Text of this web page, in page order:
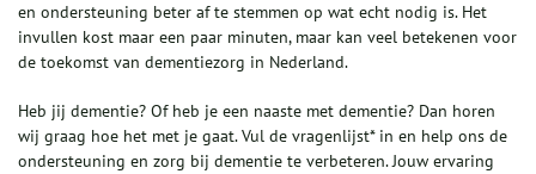
en ondersteuning beter af te stemmen op wat echt nodig is. Het
invullen kost maar een paar minuten, maar kan veel betekenen voor
de toekomst van dementiezorg in Nederland.
Heb jij dementie? Of heb je een naaste met dementie? Dan horen
wij graag hoe het met je gaat. Vul de vragenlijst* in en help ons de
ondersteuning en zorg bij dementie te verbeteren. Jouw ervaring